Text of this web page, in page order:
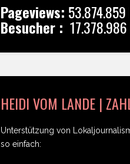
Pageviews:
Besucher :
HEIDI VOM LANDE |
Unterstützung von
so einfach: